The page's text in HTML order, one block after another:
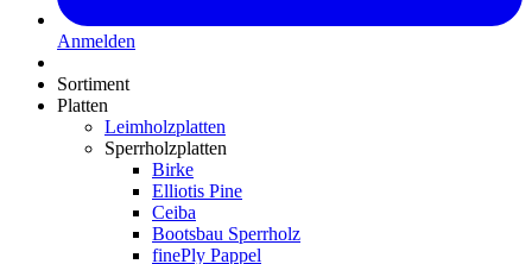
Anmelden
Sortiment
Platten
Leimholzplatten
Sperrholzplatten
Birke
Elliotis Pine
Ceiba
Bootsbau Sperrholz
finePly Pappel